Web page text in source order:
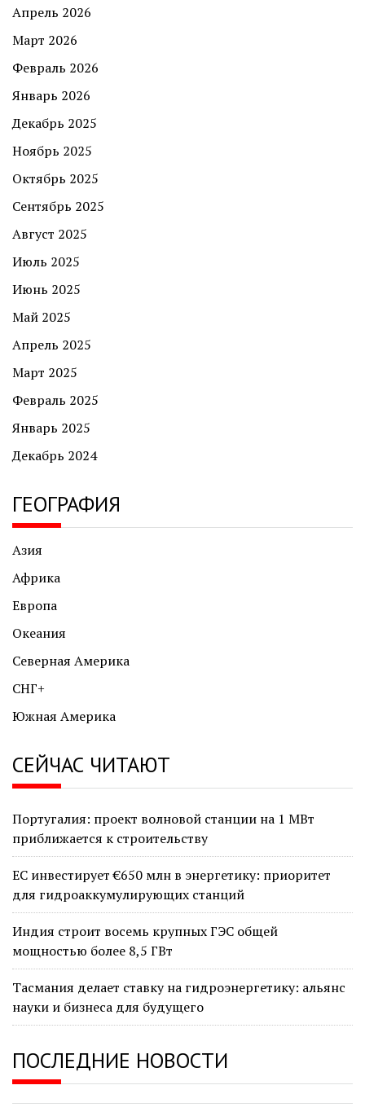
Апрель 2026
Март 2026
Февраль 2026
Январь 2026
Декабрь 2025
Ноябрь 2025
Октябрь 2025
Сентябрь 2025
Август 2025
Июль 2025
Июнь 2025
Май 2025
Апрель 2025
Март 2025
Февраль 2025
Январь 2025
Декабрь 2024
ГЕОГРАФИЯ
Азия
Африка
Европа
Океания
Северная Америка
СНГ+
Южная Америка
СЕЙЧАС ЧИТАЮТ
Португалия: проект волновой станции на 1 МВт
приближается к строительству
ЕС инвестирует €650 млн в энергетику: приоритет
для гидроаккумулирующих станций
Индия строит восемь крупных ГЭС общей
мощностью более 8,5 ГВт
Тасмания делает ставку на гидроэнергетику: альянс
науки и бизнеса для будущего
ПОСЛЕДНИЕ НОВОСТИ